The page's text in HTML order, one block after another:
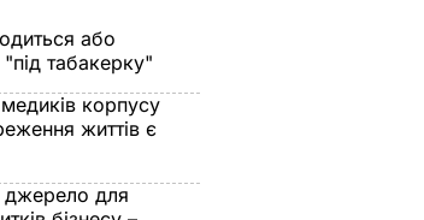
або
"під табакерку"
корпусу
життів є
для